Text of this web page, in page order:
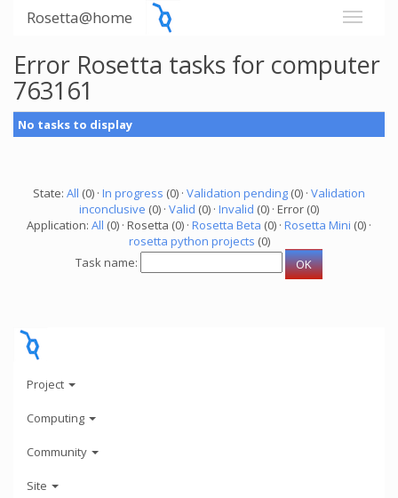
Rosetta@home
Error Rosetta tasks for computer
763161
No tasks to display
State: All (0) · In progress (0) · Validation pending (0) · Validation
inconclusive (0) · Valid (0) · Invalid (0) · Error (0)
Application: All (0) · Rosetta (0) · Rosetta Beta (0) · Rosetta Mini (0) ·
rosetta python projects (0)
Task name:
Project
Computing
Community
Site